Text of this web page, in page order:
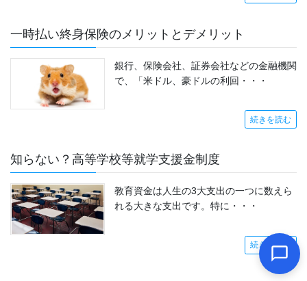
一時払い終身保険のメリットとデメリット
銀行、保険会社、証券会社などの金融機関
で、「米ドル、豪ドルの利回・・・
続きを読む
知らない？高等学校等就学支援金制度
教育資金は人生の3大支出の一つに数えら
れる大きな支出です。特に・・・
続きを読む